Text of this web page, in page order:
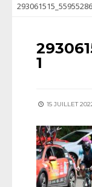
1
15 JUILLET